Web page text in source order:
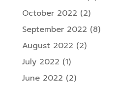
October 2022 (2)
September 2022 (8)
August 2022 (2)
July 2022 (1)
June 2022 (2)